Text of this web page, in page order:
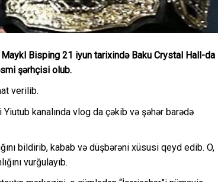
Bisping 21 iyun tarixində Baku Crystal Hall-da
şərhçisi olub.
verilib.
kanalında vlog da çəkib və şəhər barədə
bildirib, kabab və düşbərəni xüsusi qeyd edib. O,
vurğulayıb.